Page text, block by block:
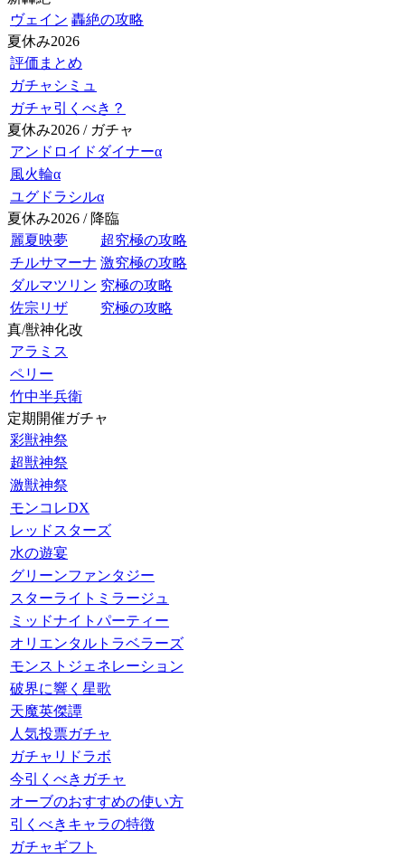
ヴェイン 轟絶の攻略
夏休み2026
評価まとめ
ガチャシミュ
ガチャ引くべき？
夏休み2026 / ガチャ
アンドロイドダイナーα
風火輪α
ユグドラシルα
夏休み2026 / 降臨
麗夏映夢
超究極の攻略
チルサマーナ 激究極の攻略
ダルマツリン 究極の攻略
佐宗リザ
究極の攻略
真/獣神化改
アラミス
ペリー
竹中半兵衛
定期開催ガチャ
彩獣神祭
超獣神祭
激獣神祭
モンコレDX
レッドスターズ
水の遊宴
グリーンファンタジー
スターライトミラージュ
ミッドナイトパーティー
オリエンタルトラベラーズ
モンストジェネレーション
破界に響く星歌
天魔英傑譚
人気投票ガチャ
ガチャリドラボ
今引くべきガチャ
オーブのおすすめの使い方
引くべきキャラの特徴
ガチャギフト